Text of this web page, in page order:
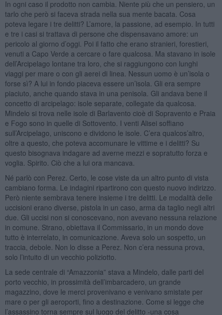
In ogni caso il prodotto non cambia. Niente più che un pensiero, un
tarlo che però si faceva strada nella sua mente bacata. Cosa
poteva legare i tre delitti? L’amore, la passione, ad esempio. In tutti
e tre i casi si trattava di persone che dispensavano amore: un
pericolo al giorno d’oggi. Poi il fatto che erano stranieri, forestieri,
venuti a Capo Verde a cercare o fare qualcosa. Ma stavano in isole
dell’Arcipelago lontane tra loro, che si raggiungono con lunghi
viaggi per mare o con gli aerei di linea. Nessun uomo è un’isola o
forse sì? A lui in fondo piaceva essere un’isola. Gli era sempre
piaciuto, anche quando stava in una penisola. Gli andava bene il
concetto di arcipelago: isole separate, collegate da qualcosa.
Mindelo si trova nelle isole di Barlavento cioè di Sopravento e Praia
e Fogo sono in quelle di Sottovento. I venti Alisei soffiano
sull’Arcipelago, uniscono e dividono le isole. C’era qualcos’altro,
oltre a questo, che poteva accomunare le vittime e i delitti? Su
questo bisognava indagare ad averne mezzi e sopratutto forza e
voglia. Spirito. Ciò che a lui ora mancava.
Né parlò con Perez. Certo, le cose viste da un altro punto di vista
cambiano forma. Le indagini ripartirono con questo nuovo indirizzo.
Però niente sembrava tenere insieme i tre delitti. Le modalità delle
uccisioni erano diverse, pistola in un caso, arma da taglio negli altri
due. Gli uccisi non si conoscevano, non avevano nessuna relazione
in comune. Strano, obiettava il Commissario, in un mondo dove
tutto è interrelato, in comunicazione. Aveva solo un sospetto, un
traccia, debole. Non lo disse a Perez. Non c’era nessuna prova,
solo l’intuito di un vecchio poliziotto.
La sede centrale di “Amazzonia” stava a Mindelo, dalle parti del
porto vecchio, in prossimità dell’imbarcadero, un grande
magazzino, dove le merci provenivano e venivano smistate per
mare o per gli aeroporti, fino a destinazione. Come si legge che
l’assassino torna sempre sul luogo del delitto -una cosa